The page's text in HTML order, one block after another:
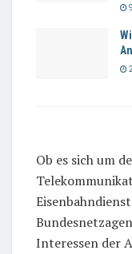
Ob es sich um
Interessen der